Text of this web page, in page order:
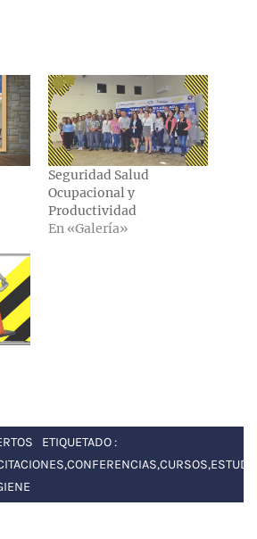
Seguridad Salud
Ocupacional y
Productividad
En «Galería»
ETIQUETADO :
,CONFERENCIAS,CURSOS,